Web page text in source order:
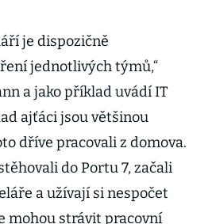
je dispozičně
jednotlivých týmů,“
a jako příklad uvádí IT
ajťáci jsou většinou
dříve pracovali z domova.
do Portu 7, začali
a užívají si nespočet
mohou strávit pracovní